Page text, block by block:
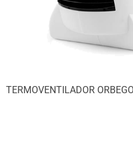
TERMOVENTILADOR